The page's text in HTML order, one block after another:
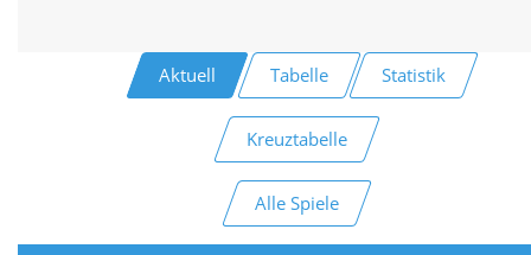
Aktuell Tabelle Statistik
Kreuztabelle
Alle Spiele